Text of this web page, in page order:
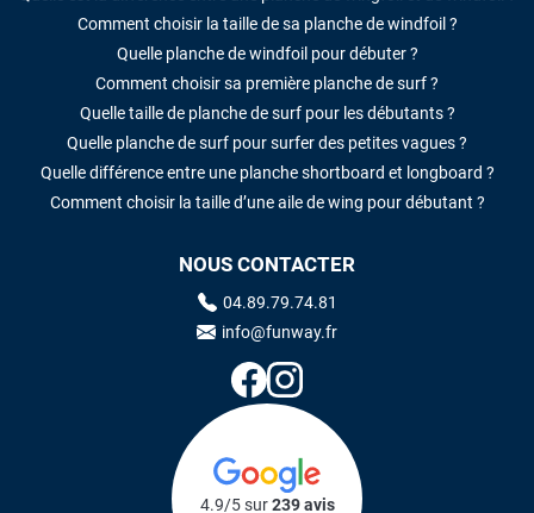
Comment choisir la taille de sa planche de windfoil ?
Quelle planche de windfoil pour débuter ?
Comment choisir sa première planche de surf ?
Quelle taille de planche de surf pour les débutants ?
Quelle planche de surf pour surfer des petites vagues ?
Quelle différence entre une planche shortboard et longboard ?
Comment choisir la taille d’une aile de wing pour débutant ?
NOUS CONTACTER
04.89.79.74.81
info@funway.fr
4.9/5 sur239 avis